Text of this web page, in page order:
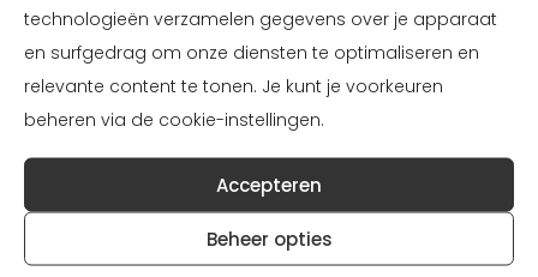
technologieën verzamelen gegevens over je apparaat
en surfgedrag om onze diensten te optimaliseren en
relevante content te tonen. Je kunt je voorkeuren
beheren via de cookie-instellingen.
Accepteren
Beheer opties
Contentstrategie als
fundament voor
effectieve demand